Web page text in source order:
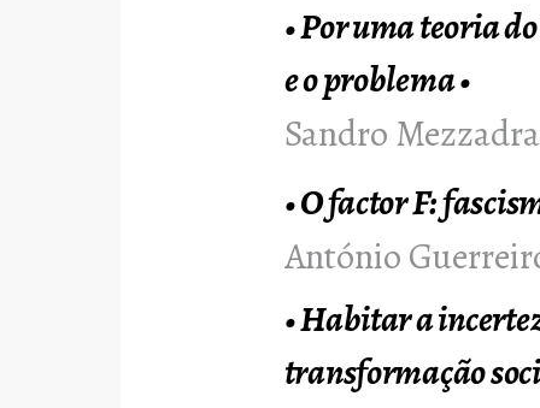
•Por uma teoria
e o problema•
Sandro
•O factor F:
António
•Habitar a
transformação